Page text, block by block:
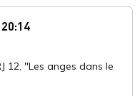
12, "Les anges dans le